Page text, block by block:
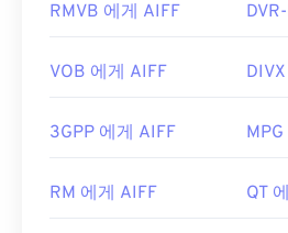
RMVB 에게 AIFF
VOB 에게 AIFF
3GPP 에게 AIFF
RM 에게 AIFF QT